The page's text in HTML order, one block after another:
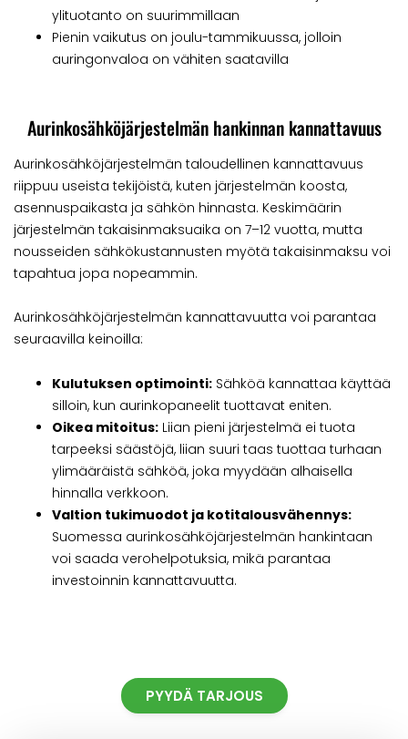
ylituotanto on suurimmillaan
Pienin vaikutus on joulu-tammikuussa, jolloin
auringonvaloa on vähiten saatavilla
Aurinkosähköjärjestelmän hankinnan kannattavuus
Aurinkosähköjärjestelmän taloudellinen kannattavuus
riippuu useista tekijöistä, kuten järjestelmän koosta,
asennuspaikasta ja sähkön hinnasta. Keskimäärin
järjestelmän takaisinmaksuaika on 7–12 vuotta, mutta
nousseiden sähkökustannusten myötä takaisinmaksu voi
tapahtua jopa nopeammin.
Aurinkosähköjärjestelmän kannattavuutta voi parantaa
seuraavilla keinoilla:
Kulutuksen optimointi: Sähköä kannattaa käyttää
silloin, kun aurinkopaneelit tuottavat eniten.
Oikea mitoitus: Liian pieni järjestelmä ei tuota
tarpeeksi säästöjä, liian suuri taas tuottaa turhaan
ylimääräistä sähköä, joka myydään alhaisella
hinnalla verkkoon.
Valtion tukimuodot ja kotitalousvähennys:
Suomessa aurinkosähköjärjestelmän hankintaan
voi saada verohelpotuksia, mikä parantaa
investoinnin kannattavuutta.
PYYDÄ TARJOUS